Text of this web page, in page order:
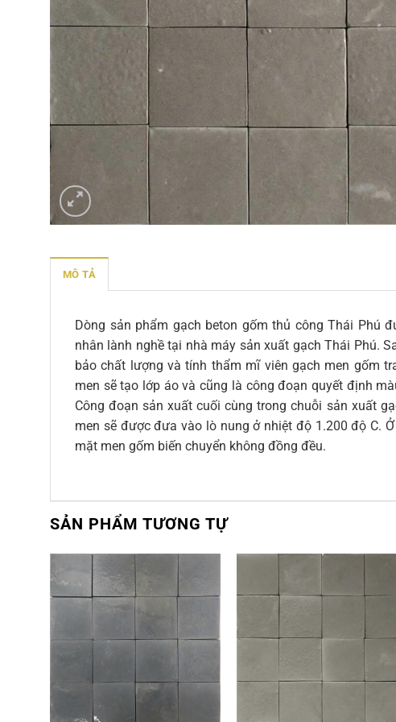
MÔ TẢ
Dòng sản phẩm gạch beton gốm thủ công Thái Phú
nhân lành nghề tại nhà máy sản xuất gạch Thái Phú.
bảo chất lượng và tính thẩm mĩ viên gạch men gốm
men sẽ tạo lớp áo và cũng là công đoạn quyết định
Công đoạn sản xuất cuối cùng trong chuỗi sản xuất
men sẽ được đưa vào lò nung ở nhiệt độ 1.200 độ C.
mặt men gốm biến chuyển không đồng đều.
SẢN PHẨM TƯƠNG TỰ